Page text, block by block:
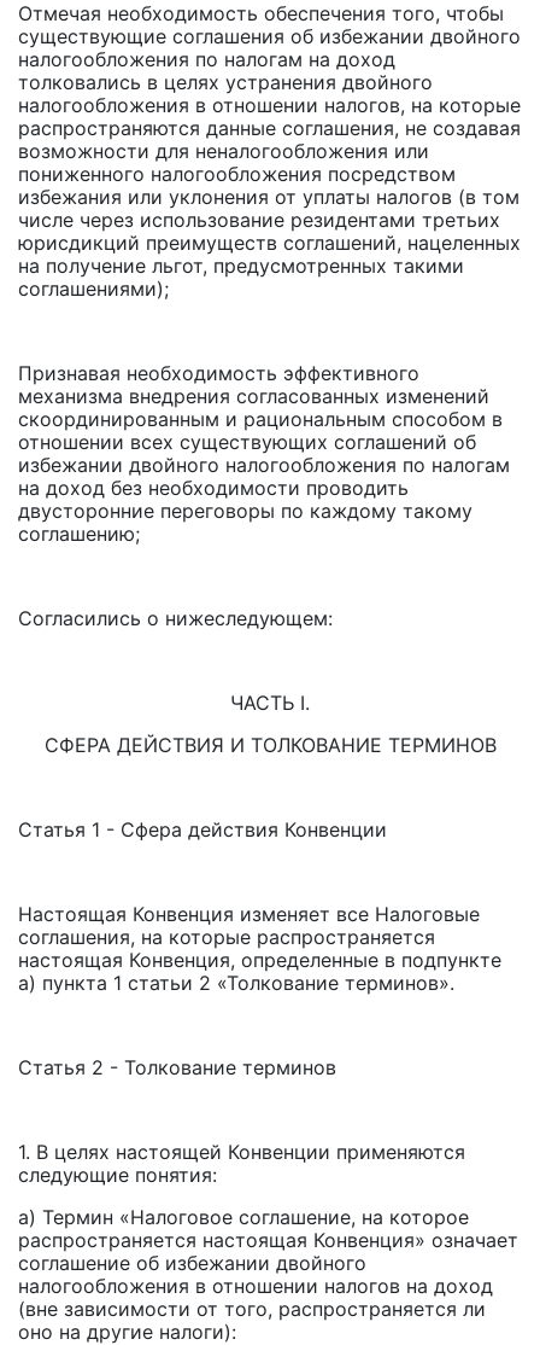
Отмечая необходимость обеспечения того, чтобы
существующие соглашения об избежании двойного
налогообложения по налогам на доход
толковались в целях устранения двойного
налогообложения в отношении налогов, на которые
распространяются данные соглашения, не создавая
возможности для неналогообложения или
пониженного налогообложения посредством
избежания или уклонения от уплаты налогов (в том
числе через использование резидентами третьих
юрисдикций преимуществ соглашений, нацеленных
на получение льгот, предусмотренных такими
соглашениями);
Признавая необходимость эффективного
механизма внедрения согласованных изменений
скоординированным и рациональным способом в
отношении всех существующих соглашений об
избежании двойного налогообложения по налогам
на доход без необходимости проводить
двусторонние переговоры по каждому такому
соглашению;
Согласились о нижеследующем:
ЧАСТЬ I.
СФЕРА ДЕЙСТВИЯ И ТОЛКОВАНИЕ ТЕРМИНОВ
Статья 1 - Сфера действия Конвенции
Настоящая Конвенция изменяет все Налоговые
соглашения, на которые распространяется
настоящая Конвенция, определенные в подпункте
а) пункта 1 статьи 2 «Толкование терминов».
Статья 2 - Толкование терминов
1. В целях настоящей Конвенции применяются
следующие понятия:
а) Термин «Налоговое соглашение, на которое
распространяется настоящая Конвенция» означает
соглашение об избежании двойного
налогообложения в отношении налогов на доход
(вне зависимости от того, распространяется ли
оно на другие налоги):